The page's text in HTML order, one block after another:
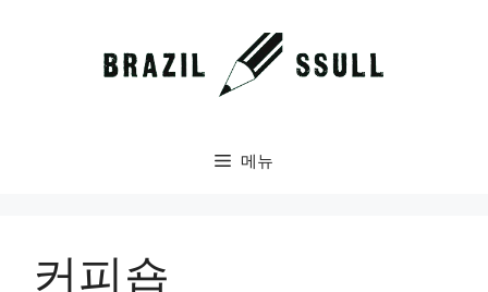
메뉴
커피숍